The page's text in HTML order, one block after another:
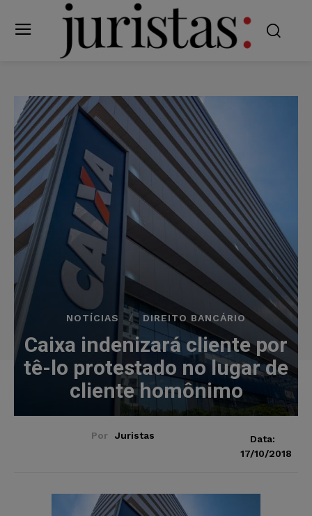
NOTÍCIAS DIREITO BANCÁRIO
Caixa indenizará cliente por
tê-lo protestado no lugar de
cliente homônimo
Por Juristas
Data:
17/10/2018